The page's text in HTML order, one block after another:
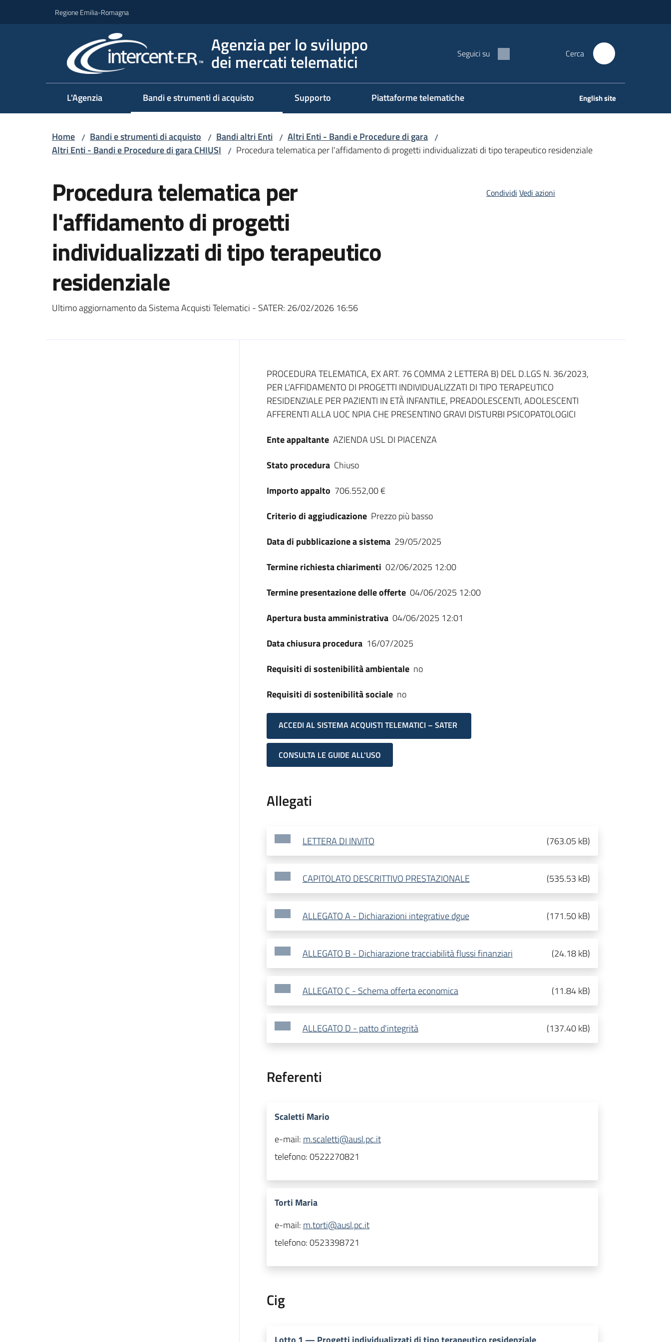
Regione Emilia-Romagna
Agenzia per lo sviluppo
dei mercati telematici Seguici su Cerca
L'Agenzia Bandi e strumenti di acquisto Supporto Piattaforme telematiche English site
Home / Bandi e strumenti di acquisto / Bandi altri Enti / Altri Enti - Bandi e Procedure di gara /
Altri Enti - Bandi e Procedure di gara CHIUSI / Procedura telematica per l'affidamento di progetti individualizzati di tipo terapeutico residenziale
Procedura telematica per
l'affidamento di progetti
individualizzati di tipo terapeutico
residenziale
Ultimo aggiornamento da Sistema Acquisti Telematici - SATER: 26/02/2026 16:56
Condividi Vedi azioni
Dati del bando
PROCEDURA TELEMATICA, EX ART. 76 COMMA 2 LETTERA B) DEL D.LGS N. 36/2023,
PER L’AFFIDAMENTO DI PROGETTI INDIVIDUALIZZATI DI TIPO TERAPEUTICO
RESIDENZIALE PER PAZIENTI IN ETÀ INFANTILE, PREADOLESCENTI, ADOLESCENTI
AFFERENTI ALLA UOC NPIA CHE PRESENTINO GRAVI DISTURBI PSICOPATOLOGICI
Ente appaltante AZIENDA USL DI PIACENZA
Stato procedura Chiuso
Importo appalto 706.552,00 €
Criterio di aggiudicazione Prezzo più basso
Data di pubblicazione a sistema 29/05/2025
Termine richiesta chiarimenti 02/06/2025 12:00
Termine presentazione delle offerte 04/06/2025 12:00
Apertura busta amministrativa 04/06/2025 12:01
Data chiusura procedura 16/07/2025
Requisiti di sostenibilità ambientale no
Requisiti di sostenibilità sociale no
ACCEDI AL SISTEMA ACQUISTI TELEMATICI – SATER
CONSULTA LE GUIDE ALL'USO
Allegati
LETTERA DI INVITO (763.05 kB)
CAPITOLATO DESCRITTIVO PRESTAZIONALE (535.53 kB)
ALLEGATO A - Dichiarazioni integrative dgue (171.50 kB)
ALLEGATO B - Dichiarazione tracciabilità flussi finanziari (24.18 kB)
ALLEGATO C - Schema offerta economica (11.84 kB)
ALLEGATO D - patto d'integrità (137.40 kB)
Referenti
Scaletti Mario
e-mail: m.scaletti@ausl.pc.it
telefono:0522270821
Torti Maria
e-mail: m.torti@ausl.pc.it
telefono:0523398721
Cig